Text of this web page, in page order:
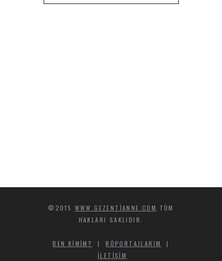
©2015 WWW.GEZENTIANNE.COM TÜM
HAKLARI SAKLIDIR.
BEN KIMIM? |RÖPORTAJLARIM
|
İLETIŞIM